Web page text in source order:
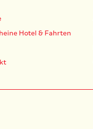
Hotel & Fahrten